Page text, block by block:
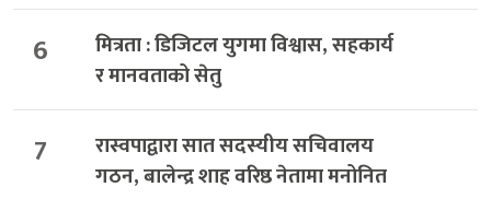
6
मित्रता : डिजिटल युगमा विश्वास, सहकार्य
र मानवताको सेतु
7
रास्वपाद्वारा सात सदस्यीय सचिवालय
गठन, बालेन्द्र शाह वरिष्ठ नेतामा मनोनित